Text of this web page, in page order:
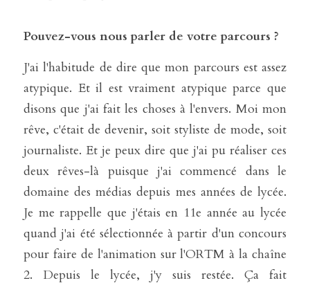
Pouvez-vous nous parler de votre parcours ?
J'ai l'habitude de dire que mon parcours est assez
atypique. Et il est vraiment atypique parce que
disons que j'ai fait les choses à l'envers. Moi mon
rêve, c'était de devenir, soit styliste de mode, soit
journaliste. Et je peux dire que j'ai pu réaliser ces
deux rêves-là puisque j'ai commencé dans le
domaine des médias depuis mes années de lycée.
Je me rappelle que j'étais en 11e année au lycée
quand j'ai été sélectionnée à partir d'un concours
pour faire de l'animation sur l'ORTM à la chaîne
2. Depuis le lycée, j'y suis restée. Ça fait